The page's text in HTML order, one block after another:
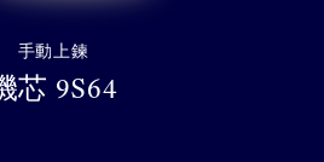
手動上鍊
芯 9S64